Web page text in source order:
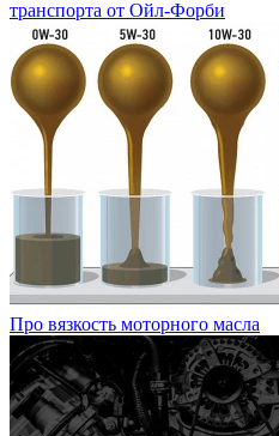
транспорта от Ойл-Форби
Про вязкость моторного масла